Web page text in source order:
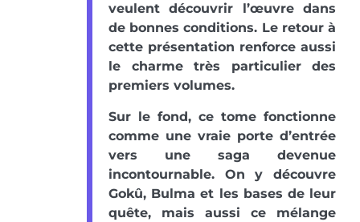
veulent découvrir l’œuvre dans
de bonnes conditions. Le retour à
cette présentation renforce aussi
le charme très particulier des
premiers volumes.
Sur le fond, ce tome fonctionne
comme une vraie porte d’entrée
vers une saga devenue
incontournable. On y découvre
Gokû, Bulma et les bases de leur
quête, mais aussi ce mélange